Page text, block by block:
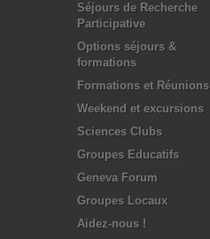
Séjours de Recherche
Participative
Options séjours &
formations
Formations et Réunions
Weekend et excursions
Sciences Clubs
Groupes Educatifs
Geneva Forum
Groupes Locaux
Aidez-nous !